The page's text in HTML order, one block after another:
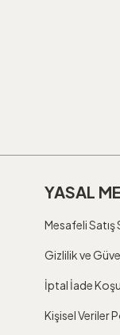
YASAL
Mesafeli
Gizlilik ve
İptal İade
Kişisel Veriler